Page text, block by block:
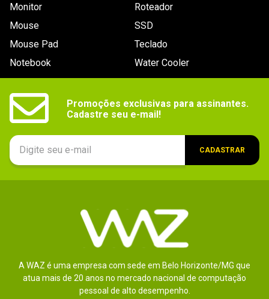
Monitor
Mouse
Mouse Pad
Notebook
Roteador
SSD
Teclado
Water Cooler
Promoções exclusivas para assinantes.
Cadastre seu e-mail!
CADASTRAR
A WAZ é uma empresa com sede em Belo Horizonte/MG que
atua mais de 20 anos no mercado nacional de computação
pessoal de alto desempenho.